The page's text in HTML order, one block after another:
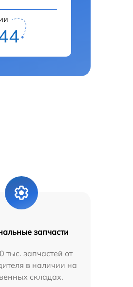
запчасти
тыс. запчастей от
в наличии на
складах.